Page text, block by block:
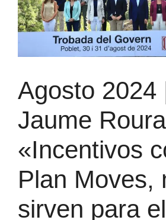
Agosto 2024
Jaume
«Incentivos
Plan Moves,
sirven para el